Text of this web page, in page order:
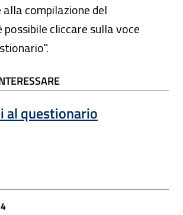
alla compilazione del
cliccare sulla voce
INTERESSARE
al questionario
: apre una nuova finestra
social